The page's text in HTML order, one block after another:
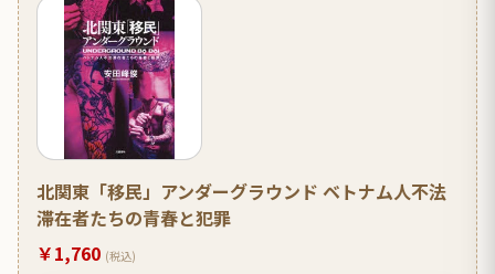
北関東「移民」アンダーグラウンド ベトナム人不法
滞在者たちの青春と犯罪
￥1,760 (税込)